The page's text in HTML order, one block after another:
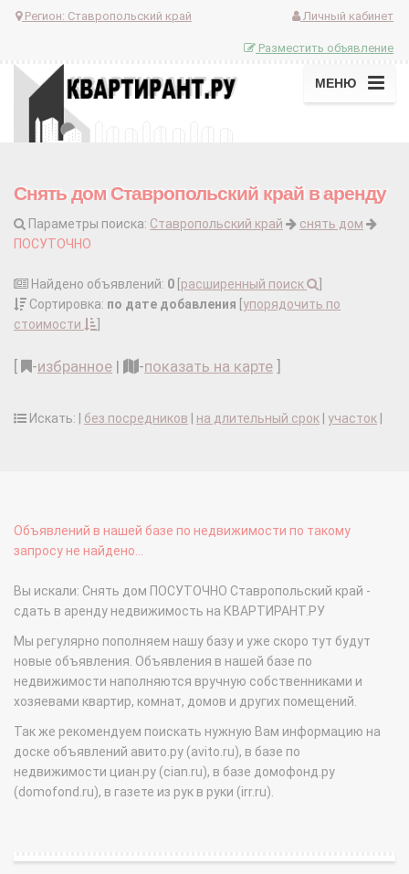
Регион: Ставропольский край Личный кабинет
Разместить объявление
МЕНЮ
Снять дом Ставропольский край в аренду
Параметры поиска: Ставропольский край
снять дом
ПОСУТОЧНО
Найдено объявлений: 0 расширенный поиск
Сортировка: по дате добавления упорядочить по
стоимости
-избранное | -показать на карте
Искать: | без посредников на длительный срок участок
Объявлений в нашей базе по недвижимости по такому
запросу не найдено...
Вы искали: Снять дом ПОСУТОЧНО Ставропольский край -
сдать в аренду недвижимость на КВАРТИРАНТ.РУ
Мы регулярно пополняем нашу базу и уже скоро тут будут
новые объявления. Объявления в нашей базе по
недвижимости наполняются вручную собственниками и
хозяевами квартир, комнат, домов и других помещений.
Так же рекомендуем поискать нужную Вам информацию на
доске объявлений авито.ру (avito.ru), в базе по
недвижимости циан.ру (cian.ru), в базе домофонд.ру
(domofond.ru), в газете из рук в руки (irr.ru).